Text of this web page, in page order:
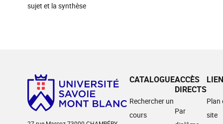
sujet et la synthèse
CATALOGUE
Rechercher un
cours
ACCÈS
DIRECTS
Par
Plan
site